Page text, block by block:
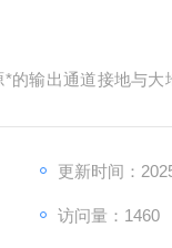
的输出通道接地与
更新时间：
访问量：1460